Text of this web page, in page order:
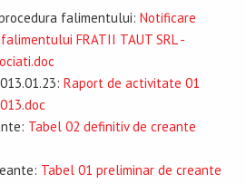
falimentului: Notificare
FRATII TAUT SRL -
Raport de activitate 01
Tabel 02 definitiv de creante
Tabel 01 preliminar de creante